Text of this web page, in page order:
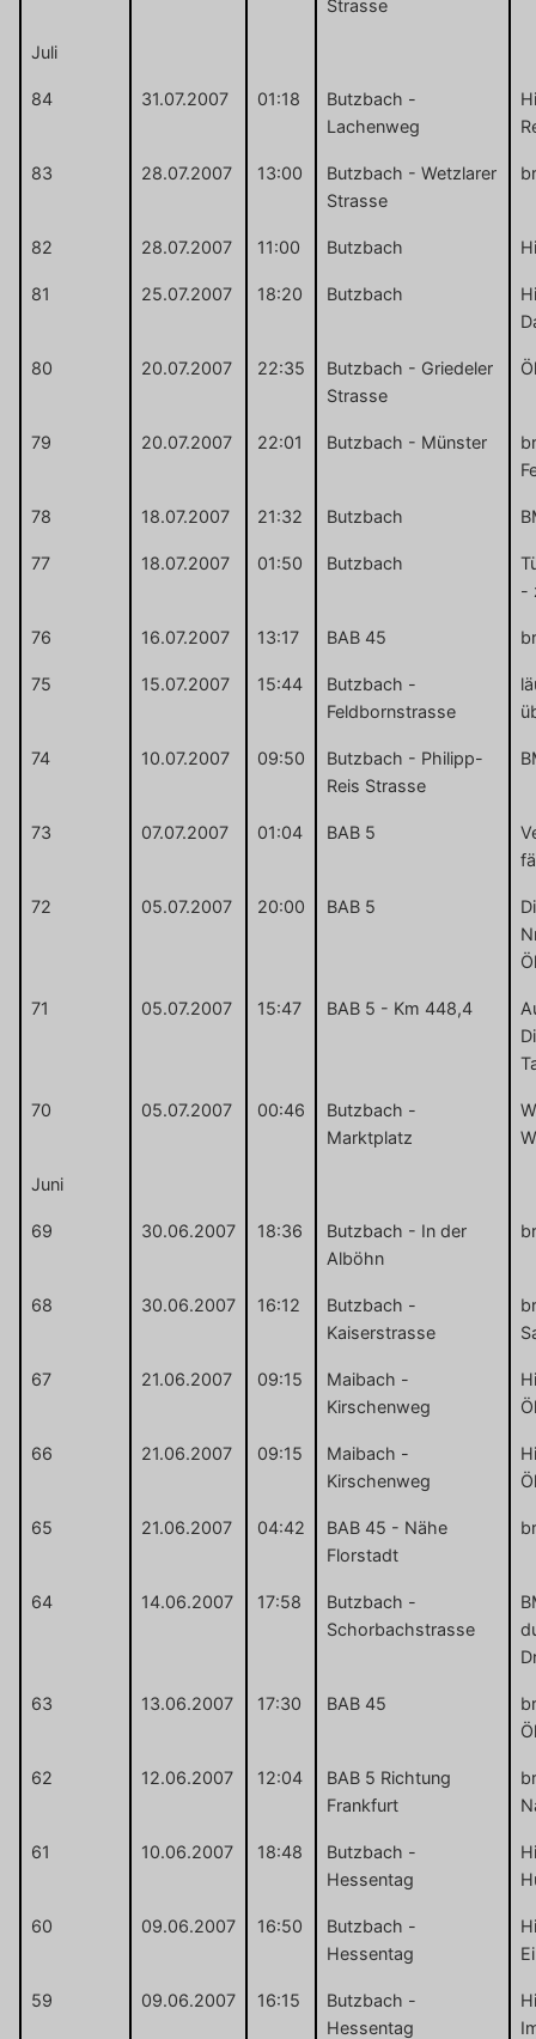
Strasse
Juli
84 31.07.2007 01:18
Butzbach -
Lachenweg
83 28.07.2007 13:00
Butzbach - Wetzlarer
Strasse
82 28.07.2007 11:00 Butzbach
81 25.07.2007 18:20 Butzbach
80 20.07.2007 22:35
Butzbach - Griedeler
Strasse
79 20.07.2007 22:01 Butzbach - Münster
78 18.07.2007 21:32 Butzbach
77 18.07.2007 01:50 Butzbach
-
76 16.07.2007 13:17 BAB 45
75 15.07.2007 15:44
Butzbach -
Feldbornstrasse
74 10.07.2007 09:50
Butzbach - Philipp-
Reis Strasse
73 07.07.2007 01:04 BAB 5
72 05.07.2007 20:00 BAB 5
71 05.07.2007 15:47 BAB 5 - Km 448,4
70 05.07.2007 00:46
Butzbach -
Marktplatz
Juni
69 30.06.2007 18:36
Butzbach - In der
Alböhn
68 30.06.2007 16:12
Butzbach -
Kaiserstrasse
67 21.06.2007 09:15
Maibach -
Kirschenweg
66 21.06.2007 09:15
Maibach -
Kirschenweg
65 21.06.2007 04:42
BAB 45 - Nähe
Florstadt
64 14.06.2007 17:58
Butzbach -
Schorbachstrasse
63 13.06.2007 17:30 BAB 45
62 12.06.2007 12:04
BAB 5 Richtung
Frankfurt
61 10.06.2007 18:48
Butzbach -
Hessentag
60 09.06.2007 16:50
Butzbach -
Hessentag
59 09.06.2007 16:15
Butzbach -
Hessentag